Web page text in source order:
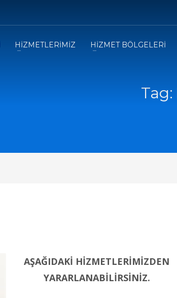
HİZMETLERİMİZ HİZMET BÖLGELERİ
AŞAĞIDAKİ HİZMETLERİMİZDEN
YARARLANABİLİRSİNİZ.